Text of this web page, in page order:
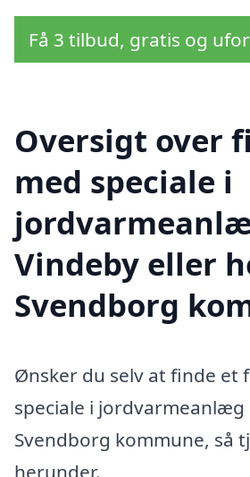
Få 3 tilbud, gratis og
Oversigt over
med speciale i
Vindeby eller
Svendborg
Ønsker du selv at finde et
speciale i jordvarmeanlæg
Svendborg kommune, så